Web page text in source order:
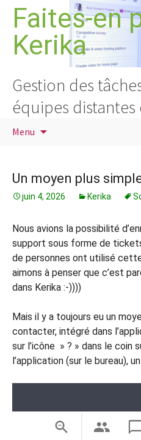
Aller
contenu
Faites-en
Kerika
Gestion des
équipes
Menu
Un moyen plus
juin 4, 2026 Kerika
Nous avions la possibilité
support sous forme de
de personnes ont utilisé
aimons à penser que c’est
dans Kerika :-))))
Mais il y a toujours eu un
contacter, intégré dans
sur l’icône » ? » dans le coin
l’application (sur le bureau),